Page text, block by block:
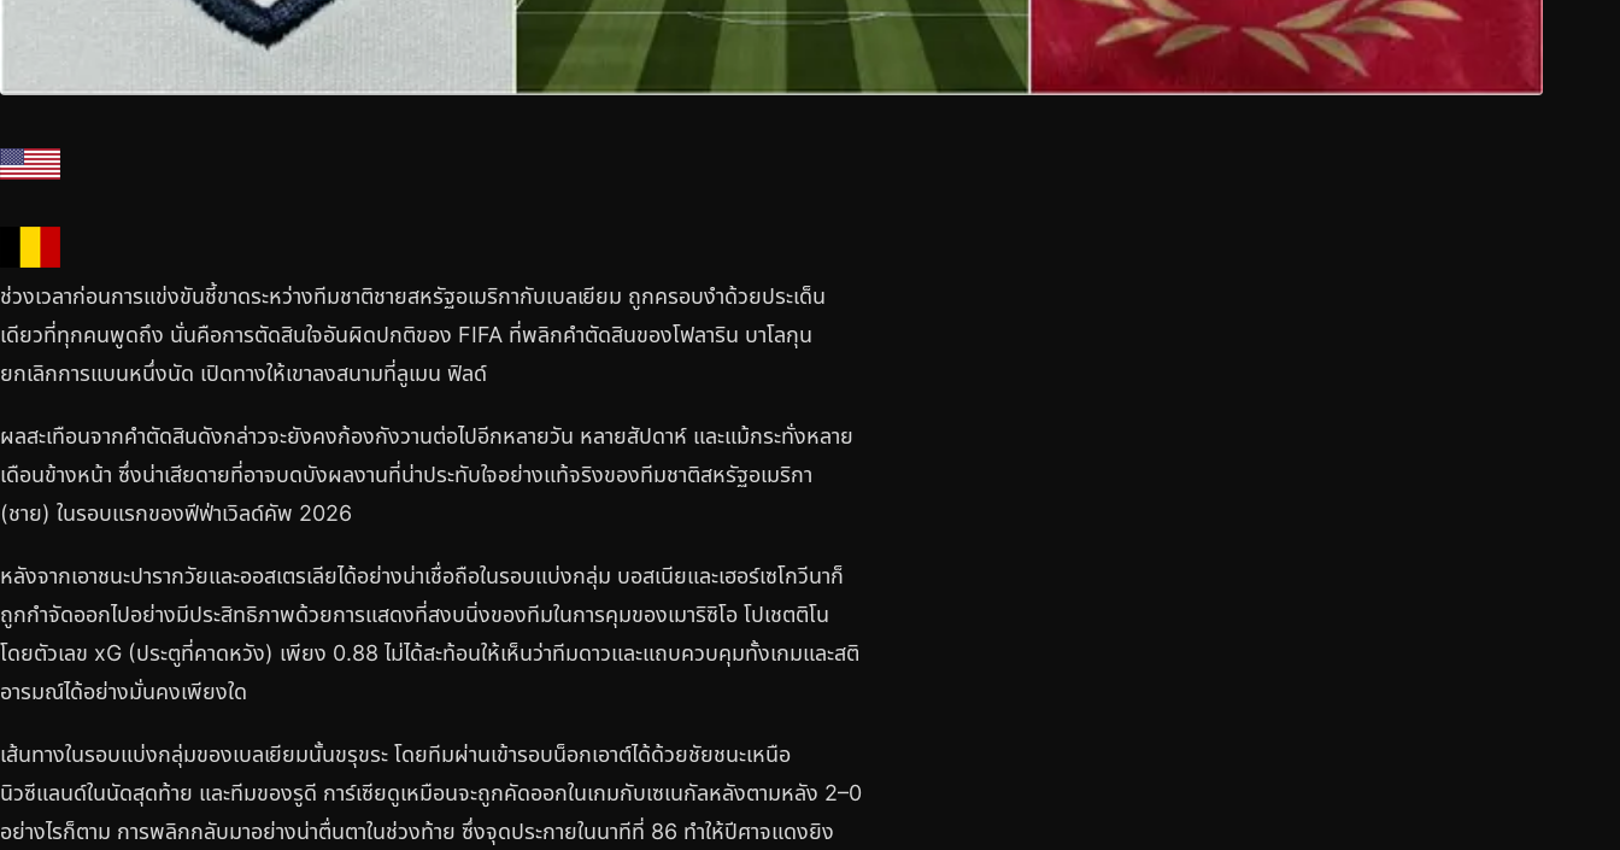
ช่วงเวลาก่อนการแข่งขันชี้ขาดระหว่างทีมชาติชายสหรัฐอเมริกากับเบลเยียม ถูกครอบงำด้วยประเด็น
เดียวที่ทุกคนพูดถึง นั่นคือการตัดสินใจอันผิดปกติของ FIFA ที่พลิกคำตัดสินของโฟลาริน บาโลกุน
ยกเลิกการแบนหนึ่งนัด เปิดทางให้เขาลงสนามที่ลูเมน ฟิลด์
ผลสะเทือนจากคำตัดสินดังกล่าวจะยังคงก้องกังวานต่อไปอีกหลายวัน หลายสัปดาห์ และแม้กระทั่งหลาย
เดือนข้างหน้า ซึ่งน่าเสียดายที่อาจบดบังผลงานที่น่าประทับใจอย่างแท้จริงของทีมชาติสหรัฐอเมริกา
(ชาย) ในรอบแรกของฟีฟ่าเวิลด์คัพ 2026
หลังจากเอาชนะปารากวัยและออสเตรเลียได้อย่างน่าเชื่อถือในรอบแบ่งกลุ่ม บอสเนียและเฮอร์เซโกวีนาก็
ถูกกำจัดออกไปอย่างมีประสิทธิภาพด้วยการแสดงที่สงบนิ่งของทีมในการคุมของเมาริซิโอ โปเชตติโน
โดยตัวเลข xG (ประตูที่คาดหวัง) เพียง 0.88 ไม่ได้สะท้อนให้เห็นว่าทีมดาวและแถบควบคุมทั้งเกมและสติ
อารมณ์ได้อย่างมั่นคงเพียงใด
เส้นทางในรอบแบ่งกลุ่มของเบลเยียมนั้นขรุขระ โดยทีมผ่านเข้ารอบน็อกเอาต์ได้ด้วยชัยชนะเหนือ
นิวซีแลนด์ในนัดสุดท้าย และทีมของรูดี การ์เซียดูเหมือนจะถูกคัดออกในเกมกับเซเนกัลหลังตามหลัง 2–0
อย่างไรก็ตาม การพลิกกลับมาอย่างน่าตื่นตาในช่วงท้าย ซึ่งจุดประกายในนาทีที่ 86 ทำให้ปีศาจแดงยิง